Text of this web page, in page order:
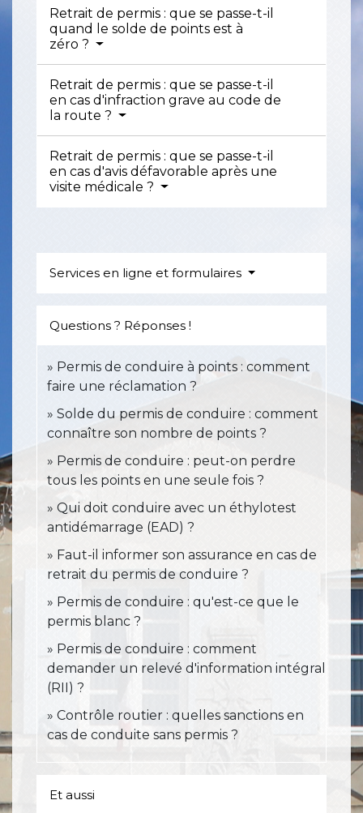
Retrait de permis : que se passe-t-il
quand le solde de points est à
zéro ?
Retrait de permis : que se passe-t-il
en cas d'infraction grave au code de
la route ?
Retrait de permis : que se passe-t-il
en cas d'avis défavorable après une
visite médicale ?
Services en ligne et formulaires
Questions ? Réponses !
Permis de conduire à points : comment
faire une réclamation ?
Solde du permis de conduire : comment
connaître son nombre de points ?
Permis de conduire : peut-on perdre
tous les points en une seule fois ?
Qui doit conduire avec un éthylotest
antidémarrage (EAD) ?
Faut-il informer son assurance en cas de
retrait du permis de conduire ?
Permis de conduire : qu'est-ce que le
permis blanc ?
Permis de conduire : comment
demander un relevé d'information intégral
(RII) ?
Contrôle routier : quelles sanctions en
cas de conduite sans permis ?
Et aussi